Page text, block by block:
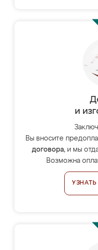
и
Вы вносите
договора, и мы
Возможна